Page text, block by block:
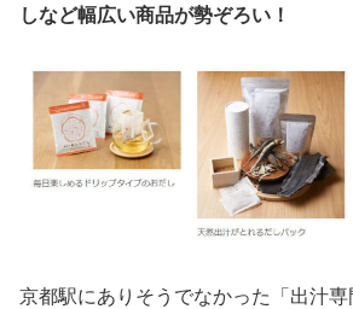
しなど幅広い商品が勢ぞろい！
京都駅にありそうでなかった「出汁